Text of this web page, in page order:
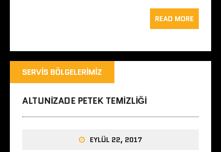
READ MORE
SERVIS BÖLGELERIMIZ
ALTUNIZADE PETEK TEMIZLIĞI
EYLÜL 22, 2017